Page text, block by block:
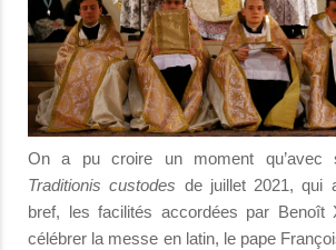
On a pu croire un moment qu’avec
Traditionis custodes de juillet 2021, qui
bref, les facilités accordées par Benoît
célébrer la messe en latin, le pape